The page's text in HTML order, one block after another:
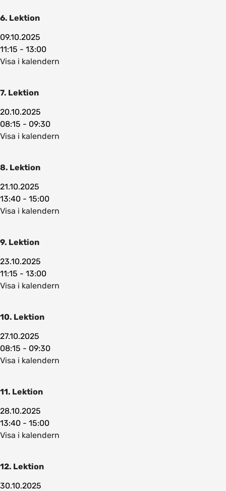
6. Lektion
09.10.2025
11:15 - 13:00
Visa i kalendern
7. Lektion
20.10.2025
08:15 - 09:30
Visa i kalendern
8. Lektion
21.10.2025
13:40 - 15:00
Visa i kalendern
9. Lektion
23.10.2025
11:15 - 13:00
Visa i kalendern
10. Lektion
27.10.2025
08:15 - 09:30
Visa i kalendern
11. Lektion
28.10.2025
13:40 - 15:00
Visa i kalendern
12. Lektion
30.10.2025